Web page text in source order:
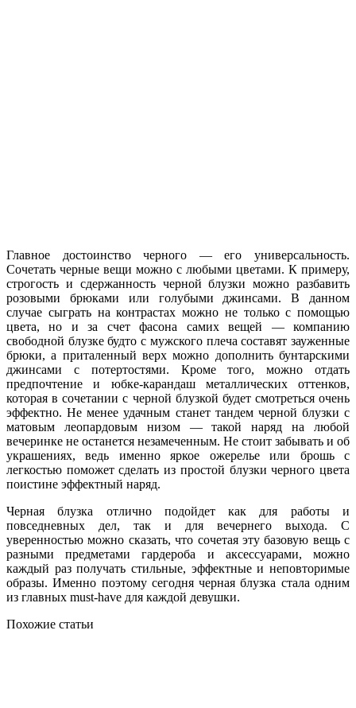
Главное достоинство черного — его универсальность.
Сочетать черные вещи можно с любыми цветами. К примеру,
строгость и сдержанность черной блузки можно разбавить
розовыми брюками или голубыми джинсами. В данном
случае сыграть на контрастах можно не только с помощью
цвета, но и за счет фасона самих вещей — компанию
свободной блузке будто с мужского плеча составят зауженные
брюки, а приталенный верх можно дополнить бунтарскими
джинсами с потертостями. Кроме того, можно отдать
предпочтение и юбке-карандаш металлических оттенков,
которая в сочетании с черной блузкой будет смотреться очень
эффектно. Не менее удачным станет тандем черной блузки с
матовым леопардовым низом — такой наряд на любой
вечеринке не останется незамеченным. Не стоит забывать и об
украшениях, ведь именно яркое ожерелье или брошь с
легкостью поможет сделать из простой блузки черного цвета
поистине эффектный наряд.
Черная блузка отлично подойдет как для работы и
повседневных дел, так и для вечернего выхода. С
уверенностью можно сказать, что сочетая эту базовую вещь с
разными предметами гардероба и аксессуарами, можно
каждый раз получать стильные, эффектные и неповторимые
образы. Именно поэтому сегодня черная блузка стала одним
из главных must-have для каждой девушки.
Похожие статьи